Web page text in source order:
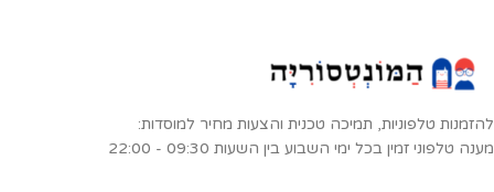
להזמנות טלפוניות, תמיכה טכנית והצעות מחיר למוסדות:
מענה טלפוני זמין בכל ימי השבוע בין השעות 09:30 - 22:00